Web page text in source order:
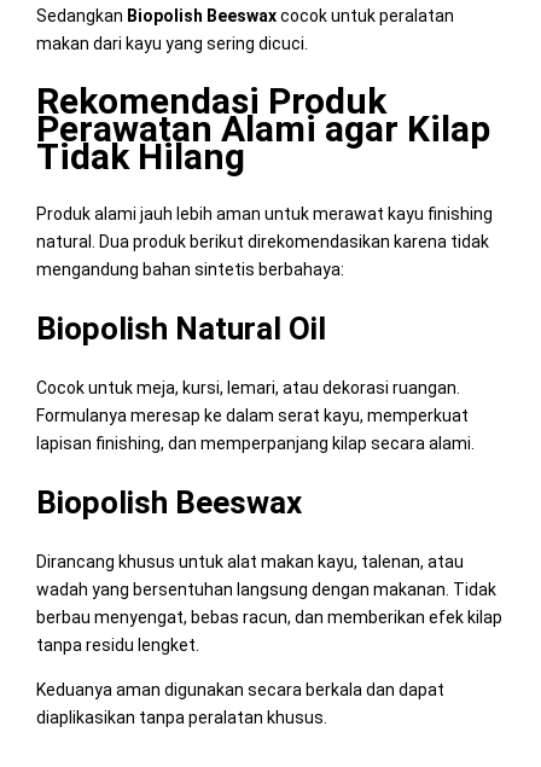
Sedangkan Biopolish Beeswaxcocok untuk peralatan
makan dari kayu yang sering dicuci.
Rekomendasi Produk
Perawatan Alami agar Kilap
Tidak Hilang
Produk alami jauh lebih aman untuk merawat kayu finishing
natural. Dua produk berikut direkomendasikan karena tidak
mengandung bahan sintetis berbahaya:
Biopolish Natural Oil
Cocok untuk meja, kursi, lemari, atau dekorasi ruangan.
Formulanya meresap ke dalam serat kayu, memperkuat
lapisan finishing, dan memperpanjang kilap secara alami.
Biopolish Beeswax
Dirancang khusus untuk alat makan kayu, talenan, atau
wadah yang bersentuhan langsung dengan makanan. Tidak
berbau menyengat, bebas racun, dan memberikan efek kilap
tanpa residu lengket.
Keduanya aman digunakan secara berkala dan dapat
diaplikasikan tanpa peralatan khusus.